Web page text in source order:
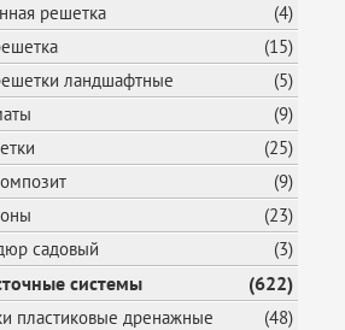
решетка
(4)
(15)
ландшафтные
(5)
(9)
(25)
(9)
(23)
садовый
(3)
системы (622)
пластиковые дренажные
(48)